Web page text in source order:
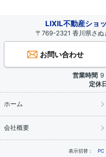
LIXIL不動産ショ
〒769-2321 香川県さ
お問い合わせ
営業時間 9
定休
ホーム
会社概要
表示切替： PC